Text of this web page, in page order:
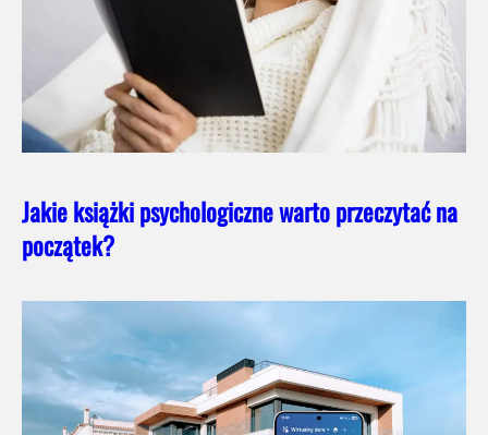
Jakie książki psychologiczne warto przeczytać na
początek?